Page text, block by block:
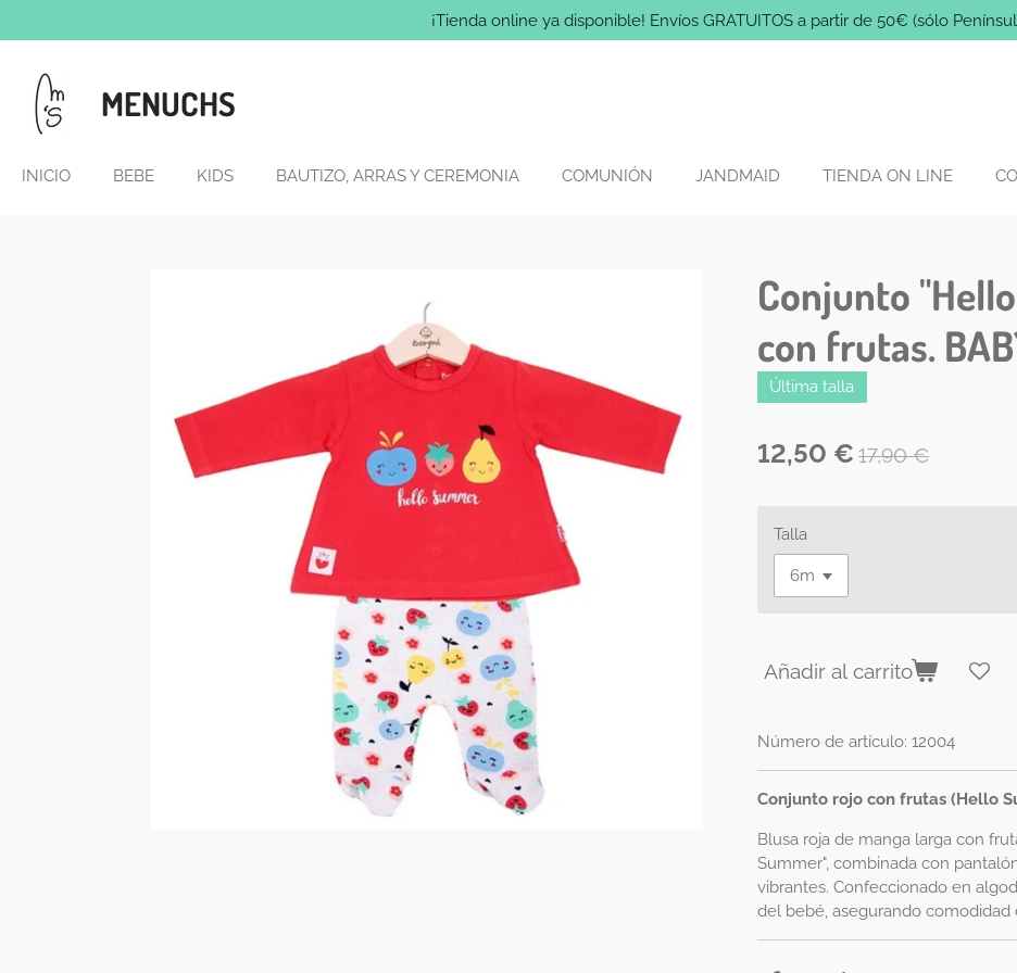
al
contenido
principal
¡Tienda online ya disponible! Envíos GRATUITOS a partir de 50€ (sólo
MENUCHS
INICIO BEBE KIDS BAUTIZO, ARRAS Y CEREMONIA COMUNIÓN JANDMAID TIENDA ON LINE
Conjunto
con frutas.
Última talla
12,50 € 17,90 €
Talla
Añadir al carrito
Número de artículo: 12004
Conjunto rojo con frutas (Hello
Blusa roja de manga larga con
Summer", combinada con
vibrantes. Confeccionado en
del bebé, asegurando comodidad